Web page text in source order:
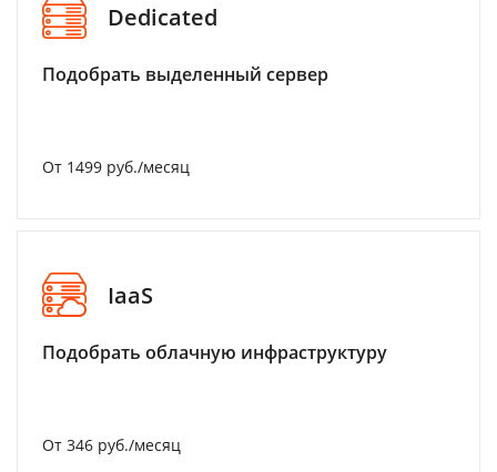
Dedicated
Подобрать выделенный сервер
От 1499 руб./месяц
IaaS
Подобрать облачную инфраструктуру
От 346 руб./месяц